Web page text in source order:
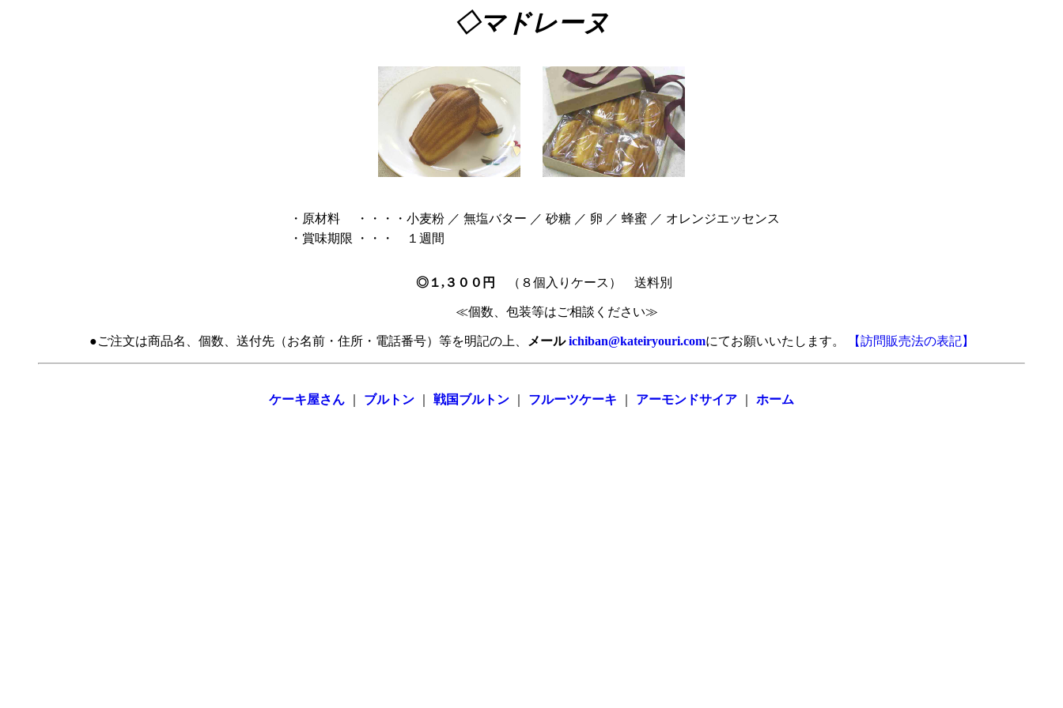
◇マドレーヌ
・原材料 ・・・・小麦粉 ／ 無塩バター ／ 砂糖 ／ 卵 ／ 蜂蜜 ／ オレンジエッセンス
・賞味期限
・・・ １週間
◎１,３００円 （８個入りケース） 送料別
≪個数、包装等はご相談ください≫
●ご注文は商品名、個数、送付先（お名前・住所・電話番号）等を明記の上、 メールichiban@kateiryouri.comにてお願いいたします。 【訪問販売法の表記】
ケーキ屋さん ブルトン 戦国ブルトン フルーツケーキ アーモンドサイア ホーム